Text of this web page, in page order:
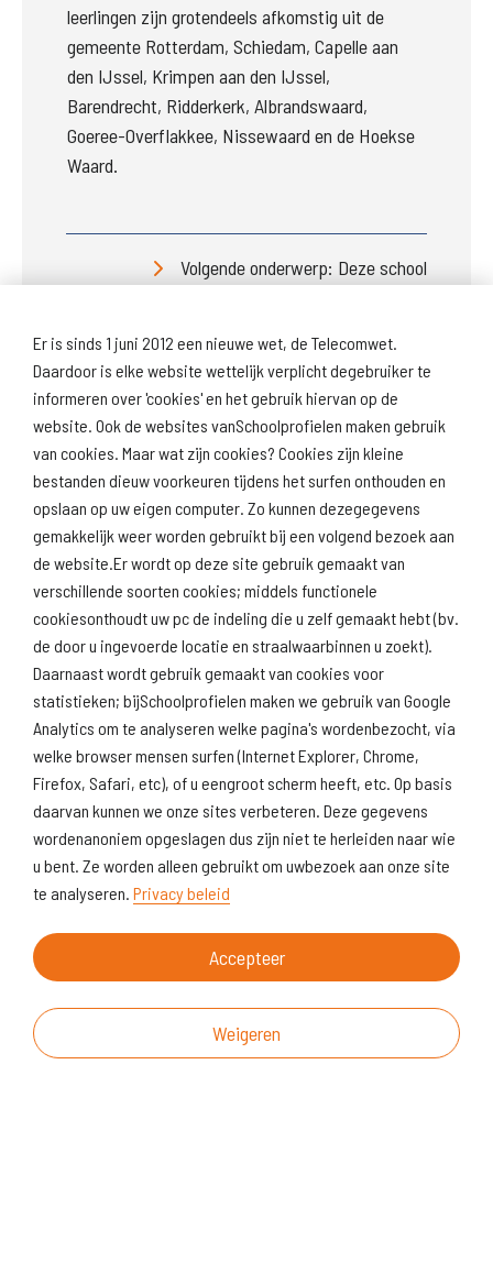
Er is sinds 1 juni 2012 een nieuwe wet, de Telecomwet.
Daardoor is elke website wettelijk verplicht degebruiker te
informeren over 'cookies' en het gebruik hiervan op de
website. Ook de websites vanSchoolprofielen maken gebruik
van cookies. Maar wat zijn cookies? Cookies zijn kleine
bestanden dieuw voorkeuren tijdens het surfen onthouden en
opslaan op uw eigen computer. Zo kunnen dezegegevens
gemakkelijk weer worden gebruikt bij een volgend bezoek aan
de website.Er wordt op deze site gebruik gemaakt van
verschillende soorten cookies; middels functionele
cookiesonthoudt uw pc de indeling die u zelf gemaakt hebt (bv.
de door u ingevoerde locatie en straalwaarbinnen u zoekt).
Daarnaast wordt gebruik gemaakt van cookies voor
statistieken; bijSchoolprofielen maken we gebruik van Google
Analytics om te analyseren welke pagina's wordenbezocht, via
welke browser mensen surfen (Internet Explorer, Chrome,
Firefox, Safari, etc), of u eengroot scherm heeft, etc. Op basis
daarvan kunnen we onze sites verbeteren. Deze gegevens
wordenanoniem opgeslagen dus zijn niet te herleiden naar wie
u bent. Ze worden alleen gebruikt om uwbezoek aan onze site
te analyseren. Privacy beleid
Accepteer
Weigeren
leerlingen zijn grotendeels afkomstig uit de
gemeente Rotterdam, Schiedam, Capelle aan
den IJssel, Krimpen aan den IJssel,
Barendrecht, Ridderkerk, Albrandswaard,
Goeree-Overflakkee, Nissewaard en de Hoekse
Waard.
Volgende onderwerp: Deze school
Download
schoolprofiel
Naar
schoolresultaten
Naar scholenopdekaart.nl